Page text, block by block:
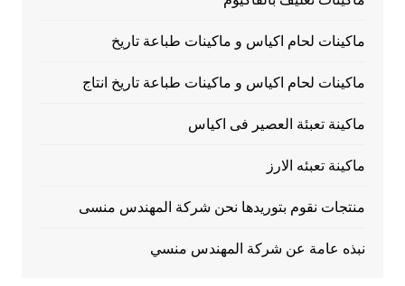
ماكينات لحام اكياس و ماكينات طباعة تاريخ
ماكينات لحام اكياس و ماكينات طباعة تاريخ انتاج
ماكينة تعبئة العصير فى اكياس
ماكينة تعبئه الارز
منتجات نقوم بتوريدها نحن شركة المهندس منسى
نبذه عامة عن شركة المهندس منسي